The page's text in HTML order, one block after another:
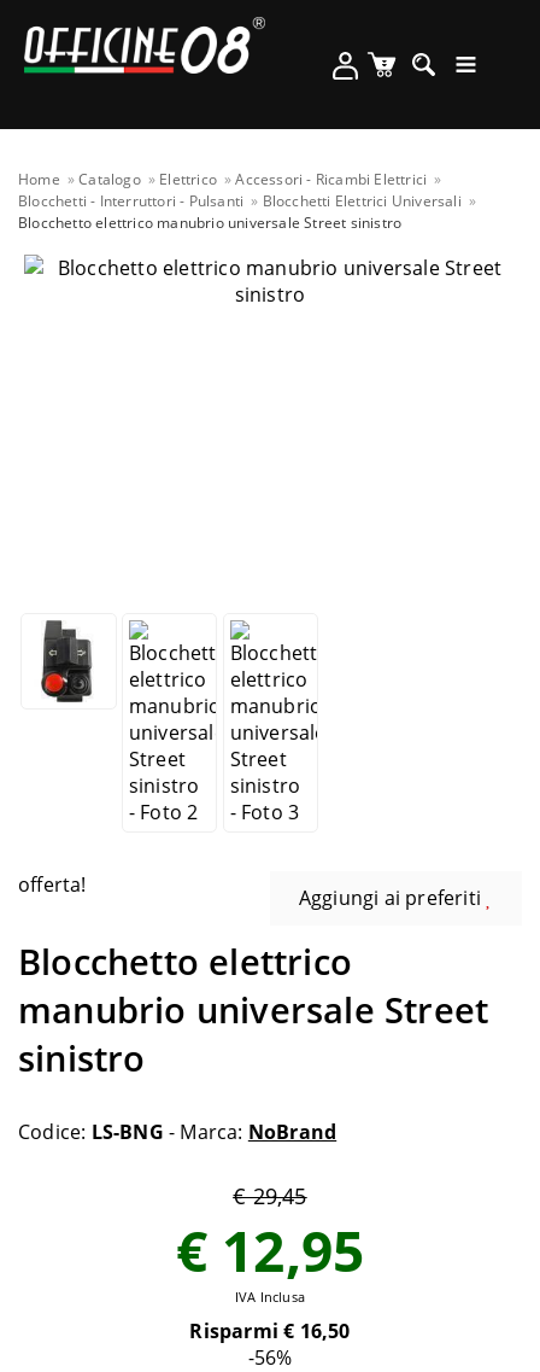
Home Catalogo Elettrico
Accessori - Ricambi Elettrici
Blocchetti - Interruttori - Pulsanti
Blocchetti Elettrici Universali
Blocchetto elettrico manubrio universale Street sinistro
offerta! Aggiungi ai preferiti
Blocchetto elettrico
manubrio universale Street
sinistro
Codice: LS-BNG - Marca: NoBrand
€ 29,45
€ 12,95
IVA Inclusa
Risparmi € 16,50
-56%